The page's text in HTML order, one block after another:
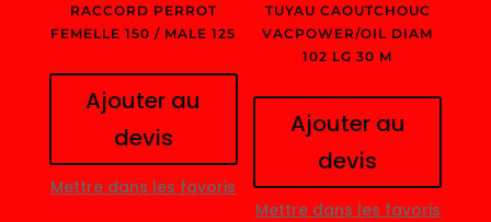
RACCORD PERROT
FEMELLE 150 / MALE 125
Ajouter au
devis
Mettre dans les favoris
TUYAU CAOUTCHOUC
VACPOWER/OIL DIAM
102 LG 30 M
Ajouter au
devis
Mettre dans les favoris